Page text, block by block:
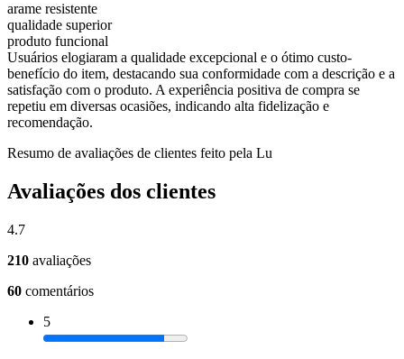
arame resistente
qualidade superior
produto funcional
Usuários elogiaram a qualidade excepcional e o ótimo custo-
benefício do item, destacando sua conformidade com a descrição e a
satisfação com o produto. A experiência positiva de compra se
repetiu em diversas ocasiões, indicando alta fidelização e
recomendação.
Resumo de avaliações de clientes feito pela Lu
Avaliações dos clientes
4.7
210 avaliações
60 comentários
5